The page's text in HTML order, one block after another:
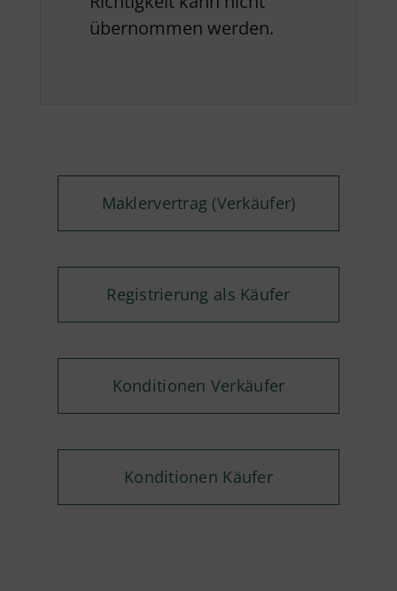
übernommen werden.
Maklervertrag (Verkäufer)
Registrierung als Käufer
Konditionen Verkäufer
Konditionen Käufer